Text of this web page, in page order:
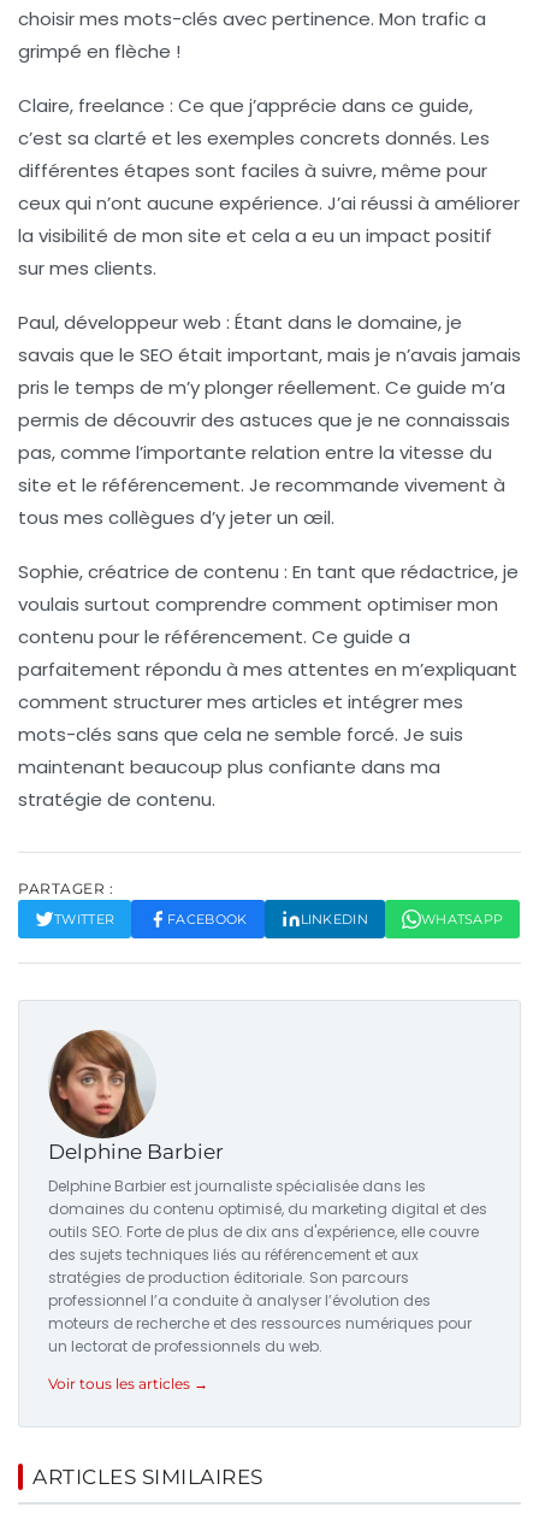
choisir mes mots-clés avec pertinence. Mon trafic a
grimpé en flèche !
Claire, freelance : Ce que j’apprécie dans ce guide,
c’est sa clarté et les exemples concrets donnés. Les
différentes étapes sont faciles à suivre, même pour
ceux qui n’ont aucune expérience. J’ai réussi à améliorer
la visibilité de mon site et cela a eu un impact positif
sur mes clients.
Paul, développeur web : Étant dans le domaine, je
savais que le SEO était important, mais je n’avais jamais
pris le temps de m’y plonger réellement. Ce guide m’a
permis de découvrir des astuces que je ne connaissais
pas, comme l’importante relation entre la vitesse du
site et le référencement. Je recommande vivement à
tous mes collègues d’y jeter un œil.
Sophie, créatrice de contenu : En tant que rédactrice, je
voulais surtout comprendre comment optimiser mon
contenu pour le référencement. Ce guide a
parfaitement répondu à mes attentes en m’expliquant
comment structurer mes articles et intégrer mes
mots-clés sans que cela ne semble forcé. Je suis
maintenant beaucoup plus confiante dans ma
stratégie de contenu.
PARTAGER :
TWITTER FACEBOOK LINKEDIN WHATSAPP
Delphine Barbier
Delphine Barbier est journaliste spécialisée dans les
domaines du contenu optimisé, du marketing digital et des
outils SEO. Forte de plus de dix ans d'expérience, elle couvre
des sujets techniques liés au référencement et aux
stratégies de production éditoriale. Son parcours
professionnel l’a conduite à analyser l’évolution des
moteurs de recherche et des ressources numériques pour
un lectorat de professionnels du web.
Voir tous les articles →
ARTICLES SIMILAIRES